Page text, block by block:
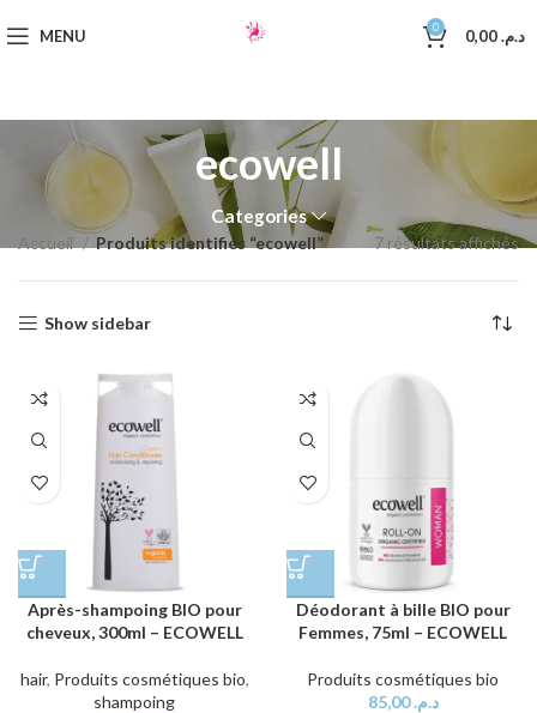
MENU 0 د.م.
ecowell
Categories
Accueil Produits identifiés “ecowell” 7 résultats affichés
Show sidebar
Après-shampoing BIO pour
cheveux, 300ml – ECOWELL
hair, Produits cosmétiques bio,
shampoing
Déodorant à bille BIO pour
Femmes, 75ml – ECOWELL
Produits cosmétiques bio
د.م.85,00